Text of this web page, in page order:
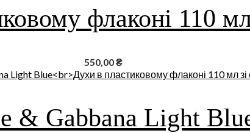
флаконі 110
550,00₴
& Gabbana Light